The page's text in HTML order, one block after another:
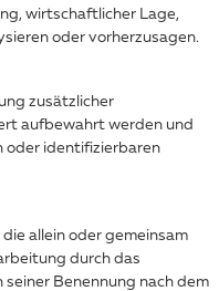
wirtschaftlicher Lage,
oder vorherzusagen.
zusätzlicher
aufbewahrt werden und
oder identifizierbaren
allein oder gemeinsam
durch das
Benennung nach dem